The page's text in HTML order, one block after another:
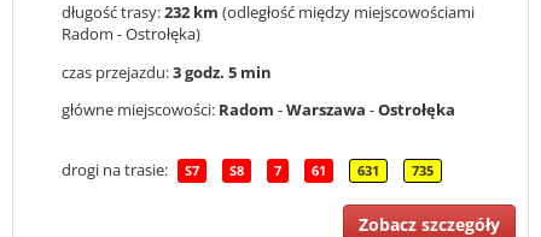
długość trasy:232 km (odległość między miejscowościami
Radom - Ostrołęka)
czas przejazdu:3 godz. 5 min
główne miejscowości: Radom -Warszawa -Ostrołęka
drogi na trasie: S7 S8 7 61 631 735
Zobacz szczegóły